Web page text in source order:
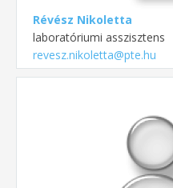
Révész Nikoletta
laboratóriumi asszisztens
revesz.nikoletta@pte.hu